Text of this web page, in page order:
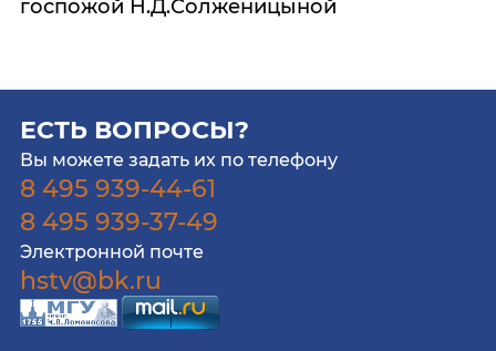
госпожой Н.Д.Солженицыной
ЕСТЬ ВОПРОСЫ?
Вы можете задать их по телефону
8 495 939-44-61
8 495 939-37-49
Электронной почте
hstv@bk.ru